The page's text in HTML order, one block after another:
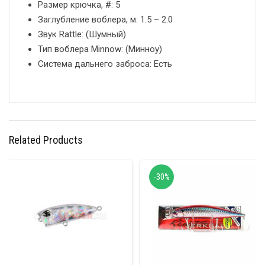
Размер крючка, #: 5
Заглубление воблера, м: 1.5 – 2.0
Звук Rattle: (Шумный)
Тип воблера Minnow: (Минноу)
Система дальнего заброса: Есть
Related Products
-30%